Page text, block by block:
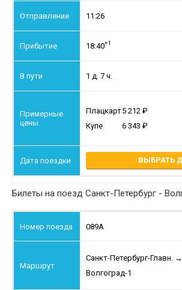
11:26
18:40+1
1 д. 7 ч.
Плацкарт5 212
Купе
6 343
ВЫБРАТЬ
Билеты на поезд Санкт-Петербург -
089А
Санкт-Петербург-Главн. →
Волгоград-1